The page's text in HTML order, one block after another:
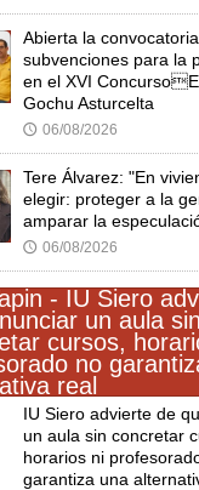
Abierta la
subvenciones para la
en el XVI
Gochu Asturcelta
🕔 06/08/2026
Tere Álvarez: "En
elegir: proteger a la
amparar la
🕔 06/08/2026
IU Siero advierte de
un aula sin concretar
horarios ni
garantiza una